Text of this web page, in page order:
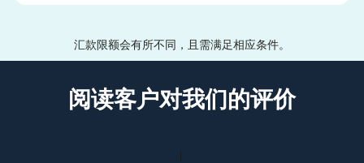
汇款限额会有所不同，且需满足相应条件。
阅读客户对我们的评价